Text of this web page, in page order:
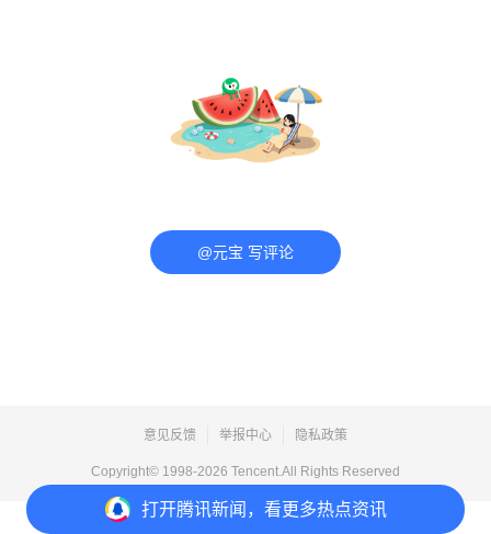
打开腾讯新闻，看更多热点资讯
@元宝 写评论
意见反馈 举报中心 隐私政策
Copyright© 1998-2026 Tencent.All Rights Reserved